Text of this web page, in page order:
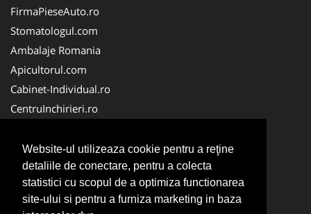
Website-ul utilizeaza cookie pentru a reţine
detaliile de conectare, pentru a colecta
statistici cu scopul de a optimiza functionarea
site-ului si pentru a furniza marketing in baza
FirmaPieseAuto.ro
Stomatologul.com
Ambalaje Romania
Apicultorul.com
Cabinet-Individual.ro
CentruInchirieri.ro
FirmaDeratizare.ro
InstructorScoalaAuto.ro
SalonFrizerieCanina.com
Scoala Auto